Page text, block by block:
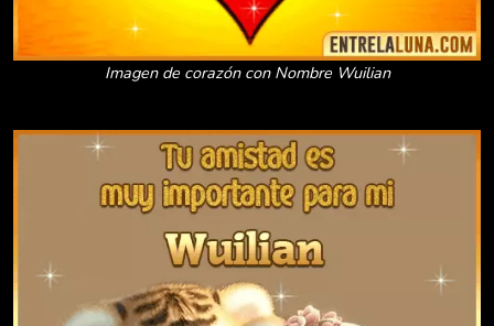
Imagen de corazón con Nombre Wuilian